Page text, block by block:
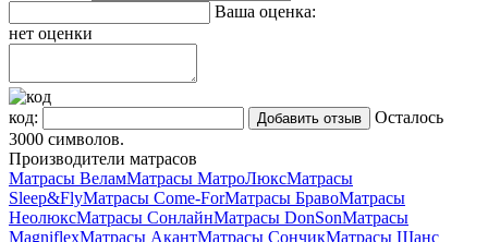
Ваша оценка:
нет оценки
код:
Осталось
3000 символов.
Производители матрасов
Матрасы ВеламМатрасы МатроЛюксМатрасы
Sleep&FlyМатрасы Come-ForМатрасы БравоМатрасы
НеолюксМатрасы СонлайнМатрасы DonSonМатрасы
MagniflexМатрасы АкантМатрасы СончикМатрасы Шанс